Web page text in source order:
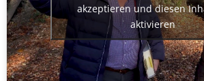
akzeptieren und diesen
aktivieren